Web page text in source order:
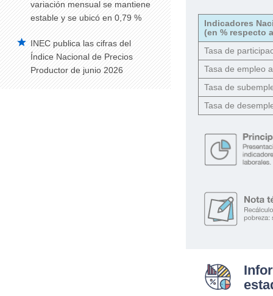
variación mensual se mantiene
estable y se ubicó en 0,79 %
INEC publica las cifras del
Índice Nacional de Precios
Productor de junio 2026
Indicadores
(en % respecto
Tasa de
Tasa de empleo
Tasa de
Tasa de